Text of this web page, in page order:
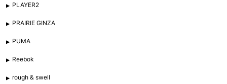
PLAYER2
PRAIRIE GINZA
PUMA
Reebok
rough & swell